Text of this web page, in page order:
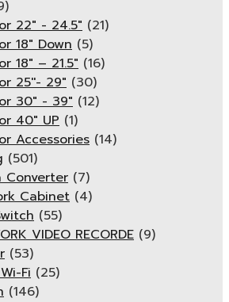
22" - 24.5" (21)
18" Down (5)
18″ – 21.5″ (16)
25''- 29" (30)
30" - 39" (12)
40" UP (1)
Accessories (14)
(501)
Converter (7)
Cabinet (4)
(55)
VIDEO RECORDE (9)
(53)
Fi (25)
(146)